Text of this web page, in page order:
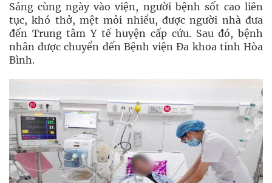
Sáng cùng ngày vào viện, người bệnh sốt cao liên
tục, khó thở, mệt mỏi nhiều, được người nhà đưa
đến Trung tâm Y tế huyện cấp cứu. Sau đó, bệnh
nhân được chuyển đến Bệnh viện Đa khoa tỉnh Hòa
Bình.